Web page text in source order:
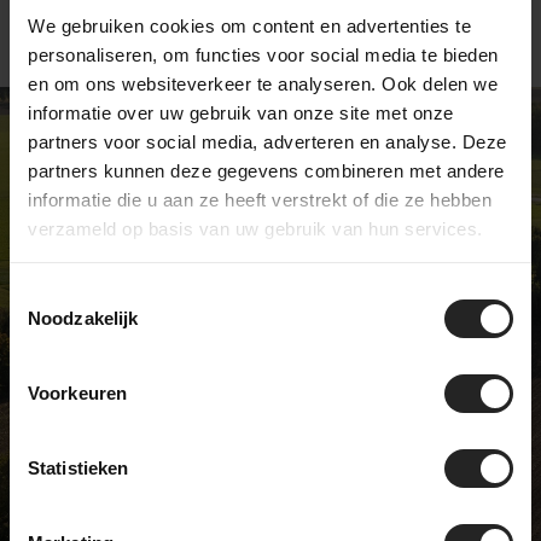
We gebruiken cookies om content en advertenties te
personaliseren, om functies voor social media te bieden
en om ons websiteverkeer te analyseren. Ook delen we
informatie over uw gebruik van onze site met onze
partners voor social media, adverteren en analyse. Deze
partners kunnen deze gegevens combineren met andere
informatie die u aan ze heeft verstrekt of die ze hebben
verzameld op basis van uw gebruik van hun services.
Noodzakelijk
Voorkeuren
Statistieken
Exclusive bike shop
unique models and have a real
showroom and discover it for